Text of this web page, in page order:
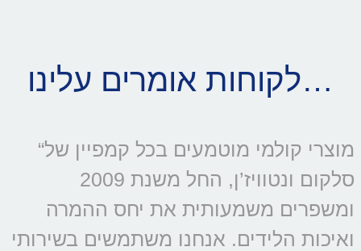
לקוחות אומרים עלינו…
“מוצרי קולמי מוטמעים בכל קמפיין של
סלקום ונטוויז’ן, החל משנת 2009
ומשפרים משמעותית את יחס ההמרה
ואיכות הלידים. אנחנו משתמשים בשירותי